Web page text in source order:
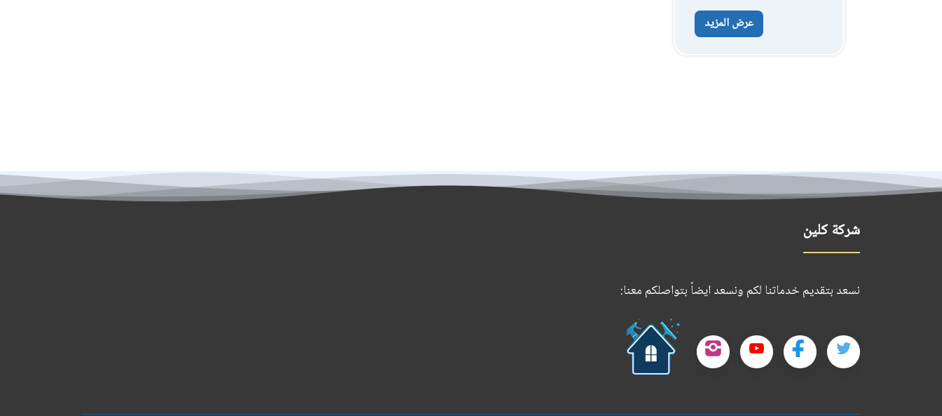
عرض المزيد
شركة كلين
نسعد بتقديم خدماتنا لكم ونسعد ايضاً بتواصلكم معنا:
تابعنا
تابعنا
تابعنا
تابعنا